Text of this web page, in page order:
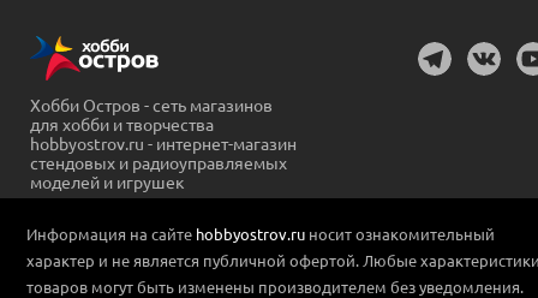
Хобби Остров - сеть магазинов
для хобби и творчества
hobbyostrov.ru - интернет-магазин
стендовых и радиоуправляемых
моделей и игрушек
Информация на сайте hobbyostrov.ru носит ознакомительный
характер и не является публичной офертой. Любые
товаров могут быть изменены производителем без уведомления.